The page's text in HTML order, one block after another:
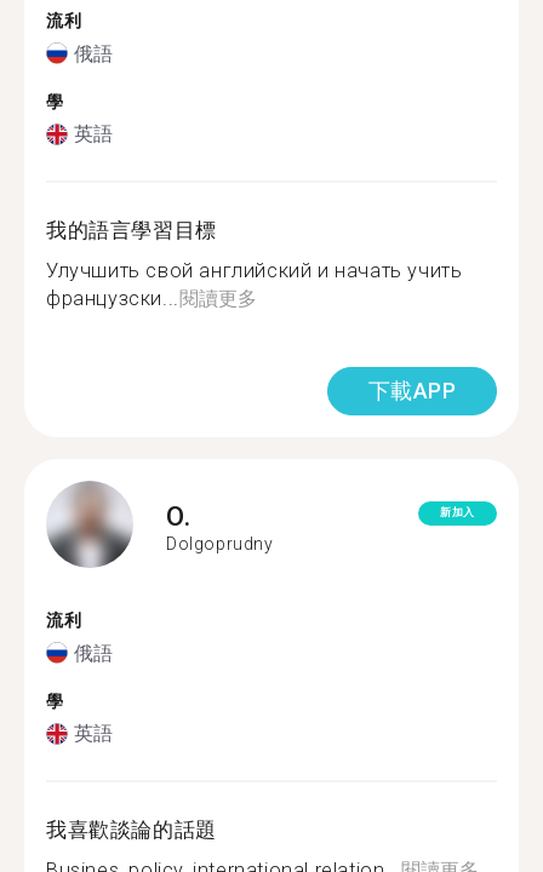
流利
俄語
學
英語
我的語言學習目標
Улучшить свой английский и начать учить
французски...閱讀更多
下載APP
O.
Dolgoprudny
新加入
流利
俄語
學
英語
我喜歡談論的話題